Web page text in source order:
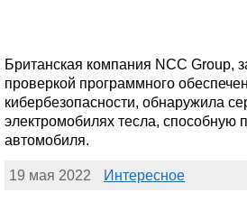
Британская компания NCC Group,
проверкой программного
кибербезопасности, обнаружила
электромобилях тесла, способную
автомобиля.
19 мая 2022 Интересное